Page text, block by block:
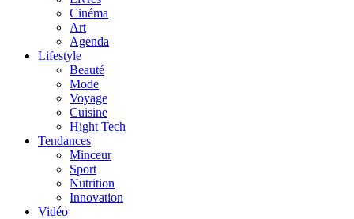
Cinéma
Art
Agenda
Lifestyle
Beauté
Mode
Voyage
Cuisine
Hight Tech
Tendances
Minceur
Sport
Nutrition
Innovation
Vidéo